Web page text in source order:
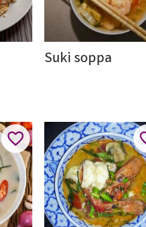
Suki soppa
Lägg till i favoriter